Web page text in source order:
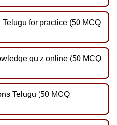
for practice (50 MCQ
quiz online (50 MCQ
Telugu (50 MCQ